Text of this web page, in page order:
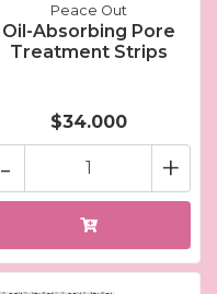
Peace Out
Oil-Absorbing Pore
Treatment Strips
$34.000
+
-